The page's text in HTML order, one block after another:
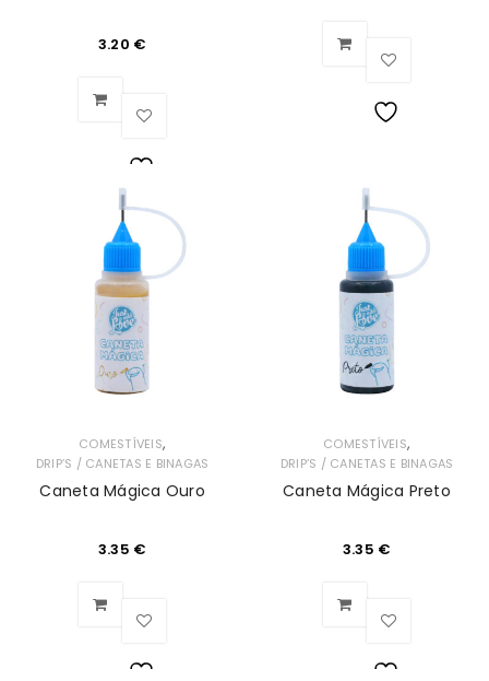
3.20 €
Lista
de
Desejos
Desejos
COMESTÍVEIS,
DRIP’S / CANETAS E BINAGAS
Caneta Mágica Ouro
3.35 €
COMESTÍVEIS,
DRIP’S / CANETAS E BINAGAS
Caneta Mágica Preto
3.35 €